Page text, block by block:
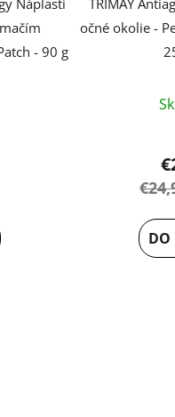
v
- 90 g
očné okolie -
DO